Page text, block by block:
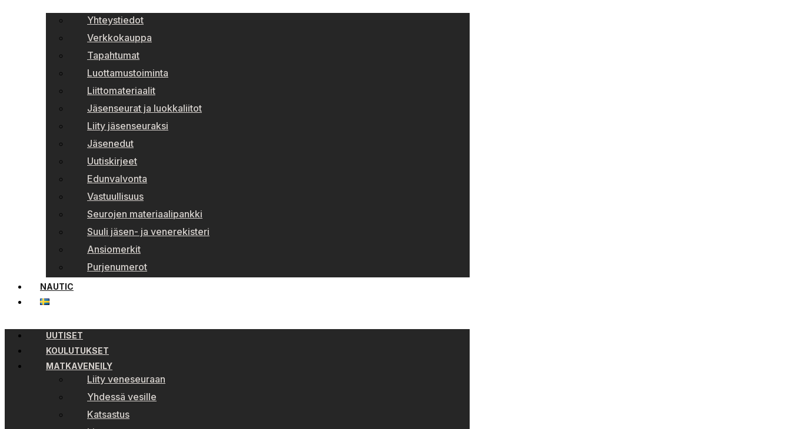
Yhteystiedot
Verkkokauppa
Tapahtumat
Luottamustoiminta
Liittomateriaalit
Jäsenseurat ja luokkaliitot
Liity jäsenseuraksi
Jäsenedut
Uutiskirjeet
Edunvalvonta
Vastuullisuus
Seurojen materiaalipankki
Suuli jäsen- ja venerekisteri
Ansiomerkit
Purjenumerot
NAUTIC
UUTISET
KOULUTUKSET
MATKAVENEILY
Liity veneseuraan
Yhdessä vesille
Katsastus